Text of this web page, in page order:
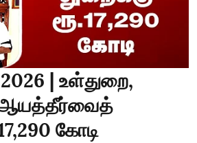
| உள்துறை,
ஆயத்தீர்வைத்
கோடி